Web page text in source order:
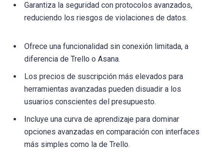
Garantiza la seguridad con protocolos avanzados,
reduciendo los riesgos de violaciones de datos.
Ofrece una funcionalidad sin conexión limitada, a
diferencia de Trello o Asana.
Los precios de suscripción más elevados para
herramientas avanzadas pueden disuadir a los
usuarios conscientes del presupuesto.
Incluye una curva de aprendizaje para dominar
opciones avanzadas en comparación con interfaces
más simples como la de Trello.